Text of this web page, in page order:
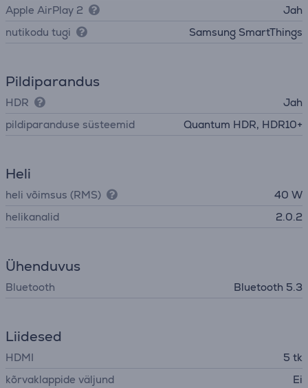
Apple AirPlay 2
Jah
nutikodu tugi
Samsung SmartThings
Pildiparandus
HDR
Jah
pildiparanduse süsteemid
Quantum HDR, HDR10+
Heli
heli võimsus (RMS)
40 W
helikanalid
2.0.2
Ühenduvus
Bluetooth Bluetooth 5.3
Liidesed
HDMI
5 tk
kõrvaklappide väljund
Ei